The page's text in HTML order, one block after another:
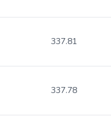
337.81
337.78